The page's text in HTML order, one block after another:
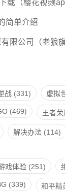
载（樱花视频
简单介绍
限公司（老狼
战(331) 虚拟
(469) 王者荣
解决办法 (114)
戏体验(251)
(339) 和平精